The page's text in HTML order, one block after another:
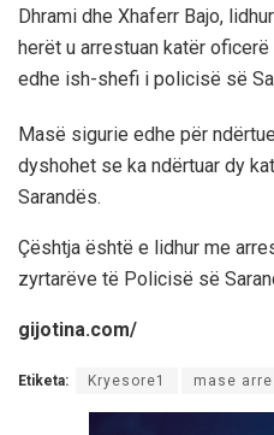
Dhrami dhe Xhaferr Bajo,
herët u arrestuan katër
edhe ish-shefi i policisë së
Masë sigurie edhe për
dyshohet se ka ndërtuar dy
Sarandës.
Çështja është e lidhur me
zyrtarëve të Policisë së
gijotina.com/
Etiketa: Kryesore1 mase